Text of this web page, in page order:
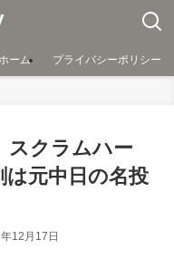
ーム プライバシーポリシー
スクラムハー
は元中日の名投
12月17日